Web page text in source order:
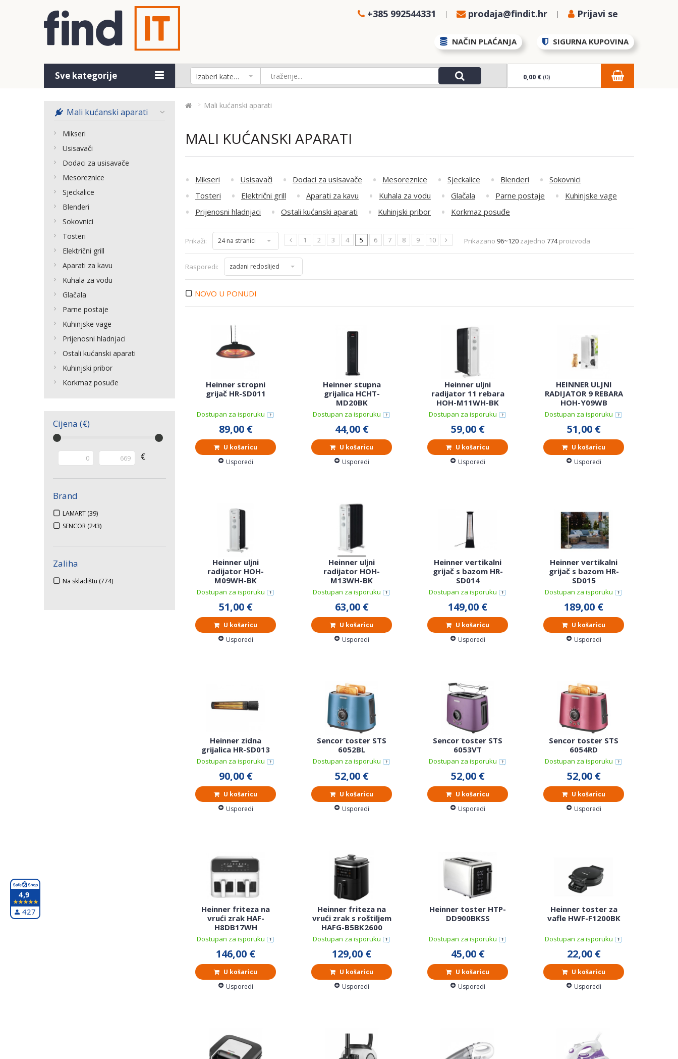
+385 992544331 prodaja@findit.hr Prijavi se
NAČIN PLAĆANJA SIGURNA KUPOVINA
Sve kategorije Izaberi kategoriju 0,00 €(0)
Mali kućanski aparati
Mikseri
Usisavači
Dodaci za usisavače
Mesoreznice
Sjeckalice
Blenderi
Sokovnici
Tosteri
Električni grill
Aparati za kavu
Kuhala za vodu
Glačala
Parne postaje
Kuhinjske vage
Prijenosni hladnjaci
Ostali kućanski aparati
Kuhinjski pribor
Korkmaz posuđe
Cijena (€)
€
Brand
LAMART (39)
SENCOR (243)
Zaliha
Na skladištu (774)
Mali kućanski aparati
MALI KUĆANSKI APARATI
Mikseri Usisavači Dodaci za usisavače Mesoreznice Sjeckalice Blenderi
Sokovnici
Tosteri
Električni grill Aparati za kavu Kuhala za vodu Glačala Parne postaje
Kuhinjske vage
Prijenosni hladnjaci
Ostali kućanski aparati Kuhinjski pribor Korkmaz posuđe
Prikaži: 24 na stranici 1 2 3 4 5 6 7 8 9 10 Prikazano 96~120 zajedno774proizvoda
Rasporedi: zadani redoslijed
NOVO U PONUDI
Heinner stropni
grijač HR-SD011
Dostupan za isporuku
89,00 €
U košaricu
Usporedi
Heinner stupna
grijalica HCHT-
MD20BK
Dostupan za isporuku
44,00 €
U košaricu
Usporedi
Heinner uljni
radijator 11 rebara
HOH-M11WH-BK
Dostupan za isporuku
59,00 €
U košaricu
Usporedi
HEINNER ULJNI
RADIJATOR 9 REBARA
HOH-Y09WB
Dostupan za isporuku
51,00 €
U košaricu
Usporedi
Heinner uljni
radijator HOH-
M09WH-BK
Dostupan za isporuku
51,00 €
U košaricu
Usporedi
Heinner uljni
radijator HOH-
M13WH-BK
Dostupan za isporuku
63,00 €
U košaricu
Usporedi
Heinner vertikalni
grijač s bazom HR-
SD014
Dostupan za isporuku
149,00 €
U košaricu
Usporedi
Heinner vertikalni
grijač s bazom HR-
SD015
Dostupan za isporuku
189,00 €
U košaricu
Usporedi
Heinner zidna
grijalica HR-SD013
Dostupan za isporuku
90,00 €
U košaricu
Usporedi
Sencor toster STS
6052BL
Dostupan za isporuku
52,00 €
U košaricu
Usporedi
Sencor toster STS
6053VT
Dostupan za isporuku
52,00 €
U košaricu
Usporedi
Sencor toster STS
6054RD
Dostupan za isporuku
52,00 €
U košaricu
Usporedi
Heinner friteza na
vrući zrak HAF-
H8DB17WH
Dostupan za isporuku
146,00 €
U košaricu
Usporedi
Heinner friteza na
vrući zrak s roštiljem
HAFG-B5BK2600
Dostupan za isporuku
129,00 €
U košaricu
Usporedi
Heinner toster HTP-
DD900BKSS
Dostupan za isporuku
45,00 €
U košaricu
Usporedi
Heinner toster za
vafle HWF-F1200BK
Dostupan za isporuku
22,00 €
U košaricu
Usporedi
4,9
427